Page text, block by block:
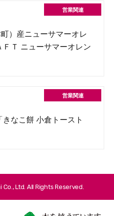
）産ニューサマーオレ
Ｔ ニューサマーオレン
なこ餅 小倉トースト
Ltd. All Rights Reserved.